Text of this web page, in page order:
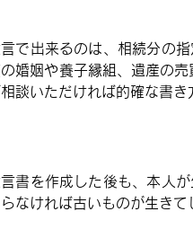
で出来るのは、相続分の
婚姻や養子縁組、遺産の
相談いただければ的確な書き
書を作成した後も、本人
らなければ古いものが生き